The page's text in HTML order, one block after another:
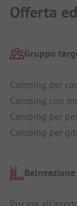
Offerta
Gruppo
Camping per
Camping con
Camping per
Camping per
Piscina